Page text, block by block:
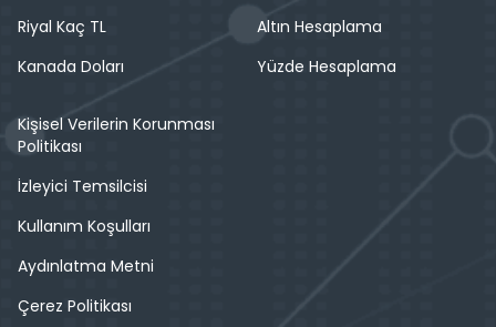
Riyal Kaç TL
Kanada Doları
Altın Hesaplama
Yüzde Hesaplama
Kişisel Verilerin Korunması
Politikası
İzleyici Temsilcisi
Kullanım Koşulları
Aydınlatma Metni
Çerez Politikası